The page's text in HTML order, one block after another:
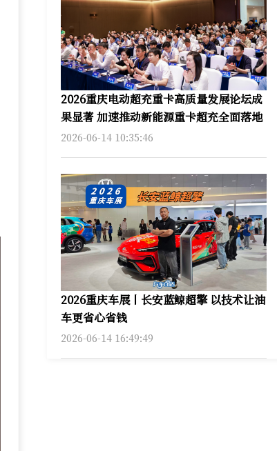
2026重庆电动超充重卡高质量发展论坛成
果显著 加速推动新能源重卡超充全面落地
2026-06-14 10:35:46
2026重庆车展丨长安蓝鲸超擎 以技术让油
车更省心省钱
2026-06-14 16:49:49